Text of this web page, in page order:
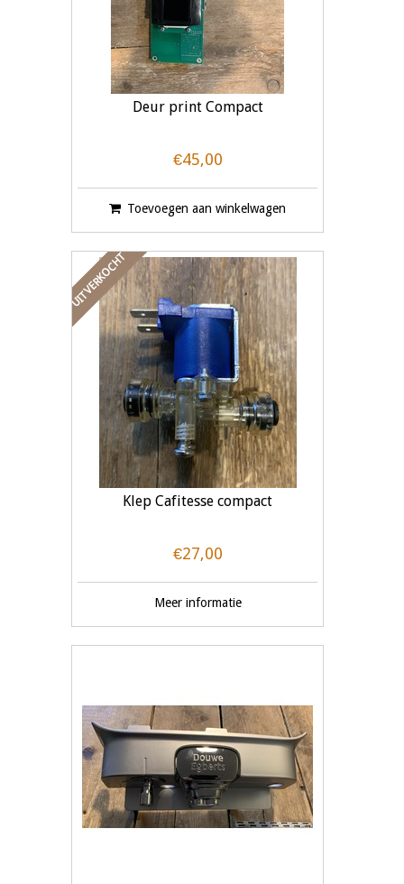
Deur print Compact
€45,00
Toevoegen aan winkelwagen
UITVERKOCHT
Klep Cafitesse compact
€27,00
Meer informatie